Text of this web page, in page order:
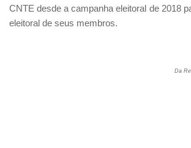
CNTE desde a campanha eleitoral de 2018
eleitoral de seus membros.
Da